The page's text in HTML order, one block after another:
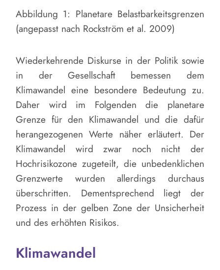
Abbildung 1: Planetare Belastbarkeitsgrenzen
(angepasst nach Rockström et al. 2009)
Wiederkehrende Diskurse in der Politik sowie
in der Gesellschaft bemessen dem
Klimawandel eine besondere Bedeutung zu.
Daher wird im Folgenden die planetare
Grenze für den Klimawandel und die dafür
herangezogenen Werte näher erläutert. Der
Klimawandel wird zwar noch nicht der
Hochrisikozone zugeteilt, die unbedenklichen
Grenzwerte wurden allerdings durchaus
überschritten. Dementsprechend liegt der
Prozess in der gelben Zone der Unsicherheit
und des erhöhten Risikos.
Klimawandel